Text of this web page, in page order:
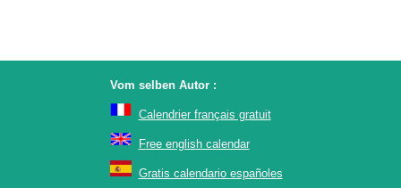
Vom selben Autor :
Calendrier français gratuit
Free english calendar
Gratis calendario españoles